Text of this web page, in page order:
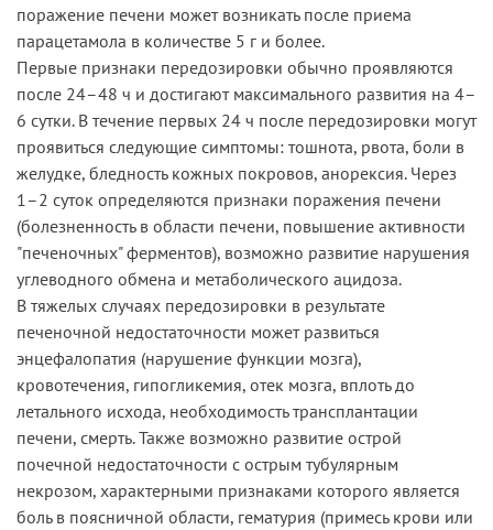
поражение печени может возникать после приема
парацетамола в количестве 5 г и более.
Первые признаки передозировки обычно проявляются
после 24–48 ч и достигают максимального развития на 4–
6 сутки. В течение первых 24 ч после передозировки могут
проявиться следующие симптомы: тошнота, рвота, боли в
желудке, бледность кожных покровов, анорексия. Через
1–2 суток определяются признаки поражения печени
(болезненность в области печени, повышение активности
"печеночных" ферментов), возможно развитие нарушения
углеводного обмена и метаболического ацидоза.
В тяжелых случаях передозировки в результате
печеночной недостаточности может развиться
энцефалопатия (нарушение функции мозга),
кровотечения, гипогликемия, отек мозга, вплоть до
летального исхода, необходимость трансплантации
печени, смерть. Также возможно развитие острой
почечной недостаточности с острым тубулярным
некрозом, характерными признаками которого является
боль в поясничной области, гематурия (примесь крови или